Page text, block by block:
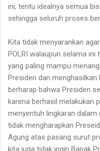
ini, tentu idealnya semua
sehingga seluruh proses
Kita tidak menyarankan
POLRI walaupun selama
yang paling mampu
Presiden dan
berharap bahwa Presiden
karena berhasil melakukan
menyentuh lingkaran dalam
tidak mengharapkan
Agung atas pasang surut
kita juga tidak ingin Bapak